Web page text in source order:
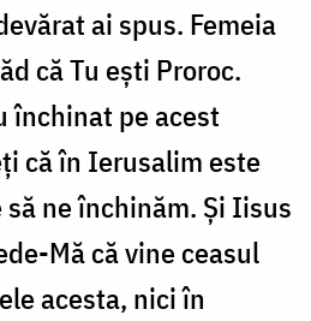
ai spus. Femeia
că Tu ești Proroc.
închinat pe acest
că în Ierusalim este
ne închinăm. Și Iisus
Mă că vine ceasul
acesta, nici în